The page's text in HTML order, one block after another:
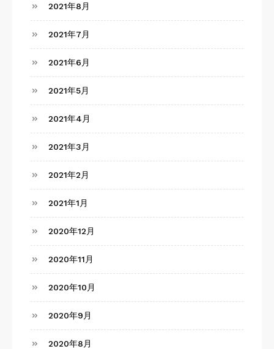
2021年8月
2021年7月
2021年6月
2021年5月
2021年4月
2021年3月
2021年2月
2021年1月
2020年12月
2020年11月
2020年10月
2020年9月
2020年8月